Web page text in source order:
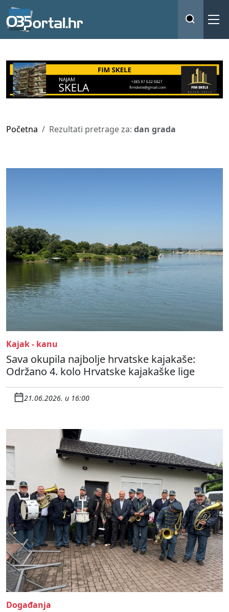
Početna Rezultati pretrage za: dan grada
Kajak - kanu
Sava okupila najbolje hrvatske kajakaše:
Održano 4. kolo Hrvatske kajakaške lige
21.06.2026. u 16:00
Događanja